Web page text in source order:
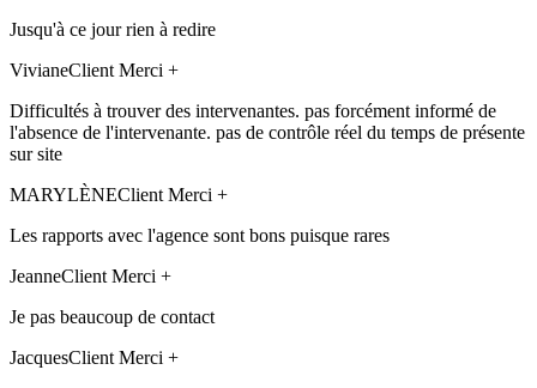
Jusqu'à ce jour rien à redire
VivianeClient Merci +
Difficultés à trouver des intervenantes. pas forcément informé de
l'absence de l'intervenante. pas de contrôle réel du temps de présente
sur site
MARYLÈNEClient Merci +
Les rapports avec l'agence sont bons puisque rares
JeanneClient Merci +
Je pas beaucoup de contact
JacquesClient Merci +